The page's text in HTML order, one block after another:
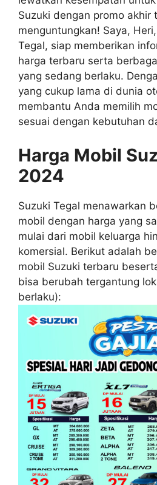
Suzuki dengan promo akhir
menguntungkan! Saya,
Tegal, siap memberikan
harga terbaru serta
yang sedang berlaku.
yang cukup lama di dunia
membantu Anda memilih
sesuai dengan kebutuhan
Harga Mobil
2024
Suzuki Tegal menawarkan
mobil dengan harga yang
mulai dari mobil keluarga
komersial. Berikut adalah
mobil Suzuki terbaru
bisa berubah tergantung
berlaku):